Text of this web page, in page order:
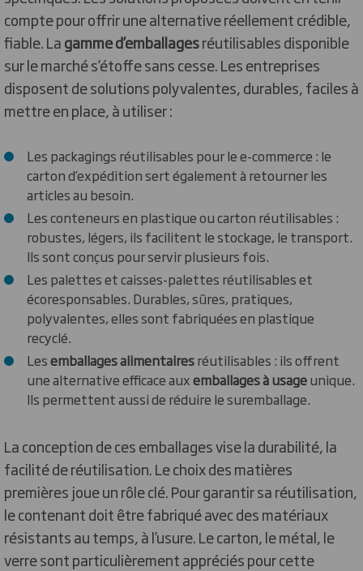
compte pour offrir une alternative réellement crédible,
fiable. Lagamme d’emballagesréutilisables disponible
sur le marché s’étoffe sans cesse. Les entreprises
disposent de solutions polyvalentes, durables, faciles à
mettre en place, à utiliser :
Les packagings réutilisables pour le e-commerce : le
carton d’expédition sert également à retourner les
articles au besoin.
Les conteneurs en plastique ou carton réutilisables :
robustes, légers, ils facilitent le stockage, le transport.
Ils sont conçus pour servir plusieurs fois.
Les palettes et caisses-palettes réutilisables et
écoresponsables. Durables, sûres, pratiques,
polyvalentes, elles sont fabriquées en plastique
recyclé.
Lesemballages alimentairesréutilisables : ils offrent
une alternative efficace auxemballages à usageunique.
Ils permettent aussi de réduire le suremballage.
La conception de ces emballages vise la durabilité, la
facilité de réutilisation. Le choix des matières
premières joue un rôle clé. Pour garantir sa réutilisation,
le contenant doit être fabriqué avec des matériaux
résistants au temps, à l’usure. Le carton, le métal, le
verre sont particulièrement appréciés pour cette